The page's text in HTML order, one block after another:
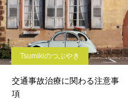
Tsumikiのつぶやき
交通事故治療に関わる注意事
項